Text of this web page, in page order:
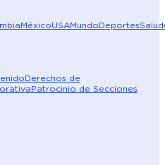
MéxicoUSAMundoDeportesSalud
Derechos de
Patrocinio de Secciones